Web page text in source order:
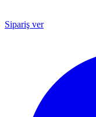
Sipariş ver